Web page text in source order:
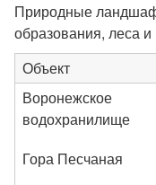
Природные
образования, леса
Объект
Воронежское
водохранилище
Гора Песчаная